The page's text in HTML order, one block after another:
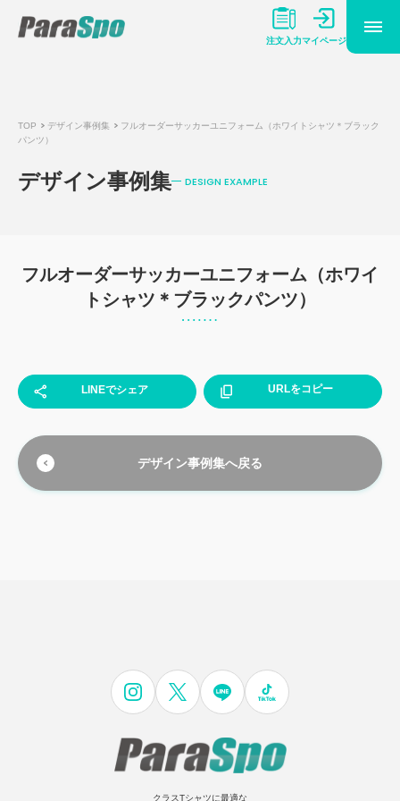
注文入力マイページ
TOP デザイン事例集
フルオーダーサッカーユニフォーム（ホワイトシャツ＊ブラック
パンツ）
デザイン事例集 DESIGN EXAMPLE
フルオーダーサッカーユニフォーム（ホワイ
トシャツ＊ブラックパンツ）
LINEでシェア URLをコピー
デザイン事例集へ戻る
クラスTシャツに最適な